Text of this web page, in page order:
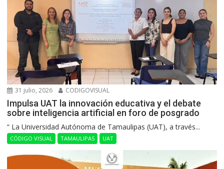
31 julio, 2026 CODIGOVISUAL
Impulsa UAT la innovación educativa y el debate
sobre inteligencia artificial en foro de posgrado
“ La Universidad Autónoma de Tamaulipas (UAT), a través...
CÓDIGO VISUAL TAMAULIPAS UAT